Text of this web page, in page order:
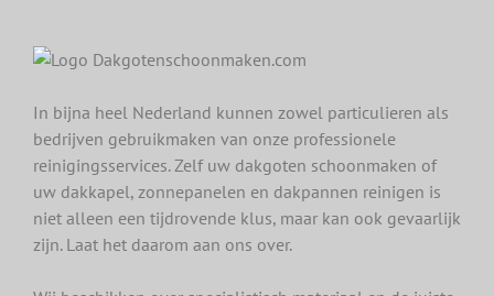
In bijna heel Nederland kunnen zowel particulieren als
bedrijven gebruikmaken van onze professionele
reinigingsservices. Zelf uw dakgoten schoonmaken of
uw dakkapel, zonnepanelen en dakpannen reinigen is
niet alleen een tijdrovende klus, maar kan ook gevaarlijk
zijn. Laat het daarom aan ons over.